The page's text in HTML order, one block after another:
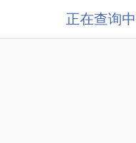
正在查询中